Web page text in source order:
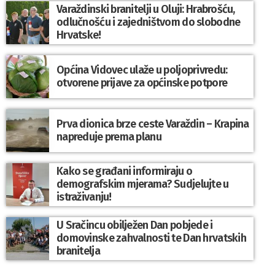
Varaždinski branitelji u Oluji: Hrabrošću,
odlučnošću i zajedništvom do slobodne
Hrvatske!
Općina Vidovec ulaže u poljoprivredu:
otvorene prijave za općinske potpore
Prva dionica brze ceste Varaždin – Krapina
napreduje prema planu
Kako se građani informiraju o
demografskim mjerama? Sudjelujte u
istraživanju!
U Sračincu obilježen Dan pobjede i
domovinske zahvalnosti te Dan hrvatskih
branitelja